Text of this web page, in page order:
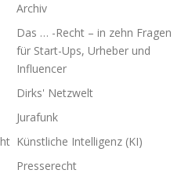
Archiv
Das … -Recht – in zehn Fragen
für Start-Ups, Urheber und
Influencer
Dirks' Netzwelt
Jurafunk
Künstliche Intelligenz (KI)
Presserecht